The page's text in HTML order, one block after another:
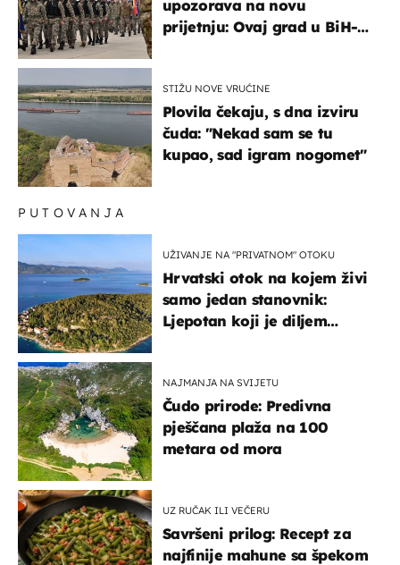
upozorava na novu
prijetnju: Ovaj grad u BiH-u
STIŽU NOVE VRUĆINE
Plovila čekaju, s dna izviru
čuda: "Nekad sam se tu
kupao, sad igram nogomet"
PUTOVANJA
UŽIVANJE NA "PRIVATNOM" OTOKU
Hrvatski otok na kojem živi
samo jedan stanovnik:
Ljepotan koji je diljem
NAJMANJA NA SVIJETU
Čudo prirode: Predivna
pješčana plaža na 100
metara od mora
UZ RUČAK ILI VEČERU
Savršeni prilog: Recept za
najfinije mahune sa špekom